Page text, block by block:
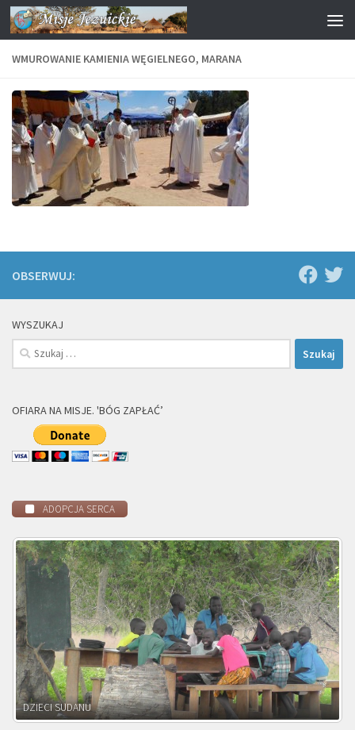
Przejdź do treści
WMUROWANIE KAMIENIA WĘGIELNEGO, MARANA
OBSERWUJ:
WYSZUKAJ
Szukaj:
OFIARA NA MISJE. 'BÓG ZAPŁAĆ’
ADOPCJA SERCA
DZIECI ZAMBII